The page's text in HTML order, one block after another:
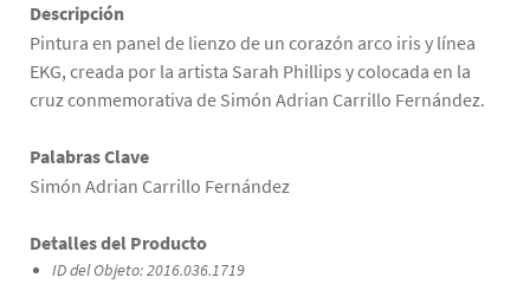
Descripción
Pintura en panel de lienzo de un corazón arco iris y línea
EKG, creada por la artista Sarah Phillips y colocada en la
cruz conmemorativa de Simón Adrian Carrillo Fernández.
Palabras Clave
Simón Adrian Carrillo Fernández
Detalles del Producto
ID del Objeto: 2016.036.1719